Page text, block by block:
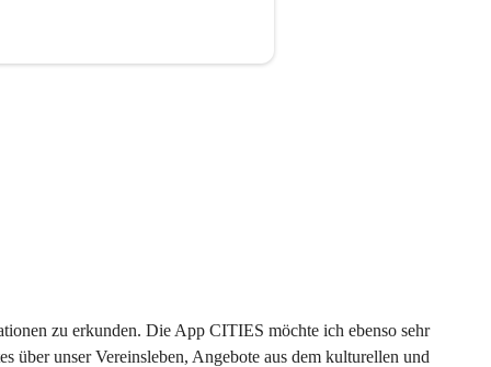
zu erkunden. Die App CITIES möchte ich ebenso sehr
über unser Vereinsleben, Angebote aus dem kulturellen und